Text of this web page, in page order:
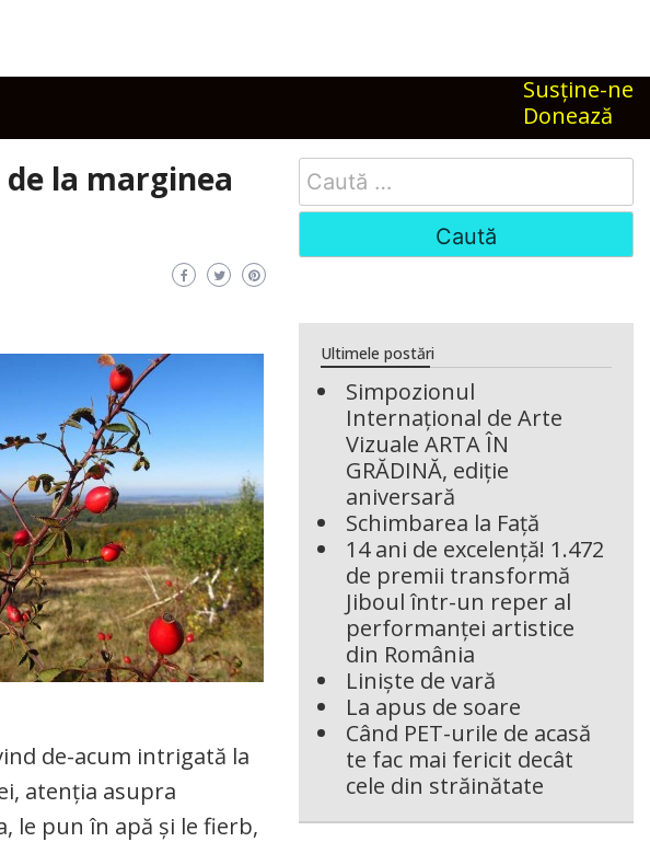
Susţine-ne
Donează
la marginea
de-acum intrigată la
atenția asupra
le pun în apă și le fierb,
Search
for:
Ultimele postări
Simpozionul
Internațional de Arte
Vizuale ARTA ÎN
GRĂDINĂ, ediție
aniversară
Schimbarea la Față
14 ani de excelență! 1.472
de premii transformă
Jiboul într-un reper al
performanței artistice
din România
Liniște de vară
La apus de soare
Când PET-urile de acasă
te fac mai fericit decât
cele din străinătate